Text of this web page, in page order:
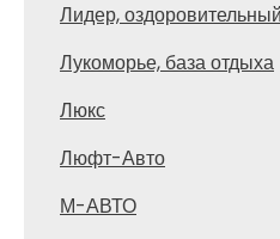
Лидер,
Лукоморье, база отдыха
Люкс
Люфт-Авто
М-АВТО